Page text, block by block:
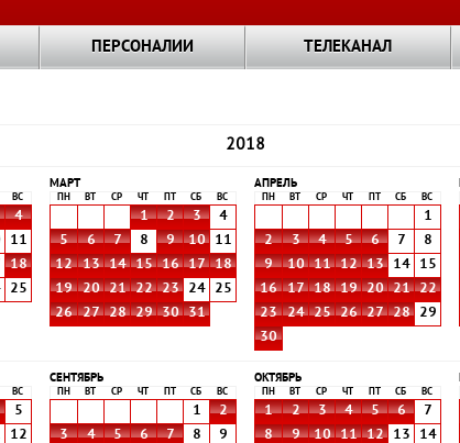
ПЕРСОНАЛИИ ТЕЛЕКАНАЛ
2018
ВС
4
11
18
25
МАРТ
ПН ВТ СР ЧТ СБ ВС
1 2 3
4
5
6 7 8 9 10
11
12
13 14 15 16 17
18
19
20 21 22 23 24
25
26
27 28 29 30 31
АПРЕЛЬ
ПН ВТ СР ЧТ СБ ВС
1
2
3 4 5 6 7
8
9
10 11 12 13 14
15
16
17 18 19 20 21
22
23
24 25 26 27 28
29
30
ВС
5
12
СЕНТЯБРЬ
ПН ВТ СР ЧТ СБ ВС
1
2
3
4 5 6 7 8
9
ОКТЯБРЬ
ПН ВТ СР ЧТ СБ ВС
1 2 3 4 5 6
7
8
9 10 11 12 13
14